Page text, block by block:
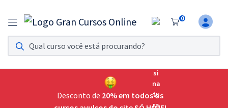
0
Assinatura Ilimitada 11
Acesso a todos os cursos. Teste grátis por 7 dias!
Assinatura OAB Até Passar
Acesso ilimitado a toda preparação para o Exame da
Desconto de 20% em todos os